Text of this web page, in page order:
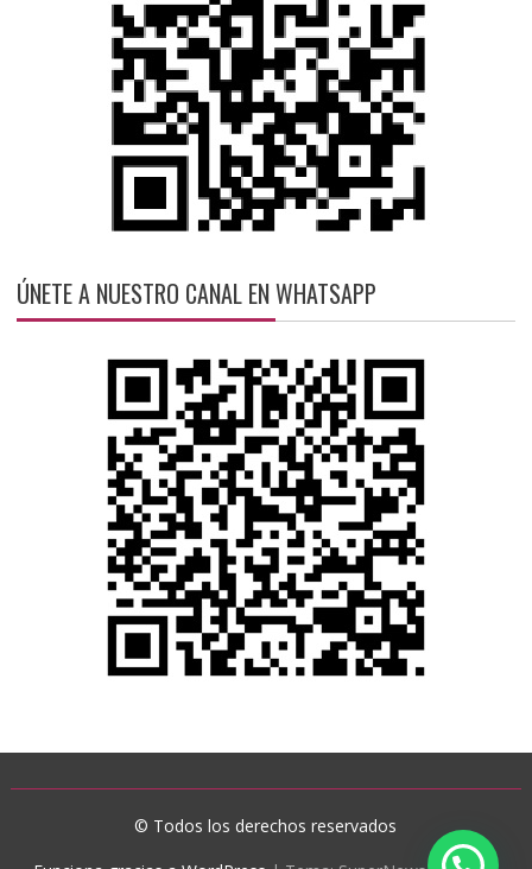
ÚNETE A NUESTRO CANAL EN WHATSAPP
© Todos los derechos reservados